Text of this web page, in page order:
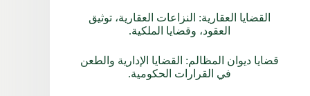
القضايا العقارية: النزاعات العقارية، توثيق
العقود، وقضايا الملكية.
قضايا ديوان المظالم: القضايا الإدارية والطعن
في القرارات الحكومية.